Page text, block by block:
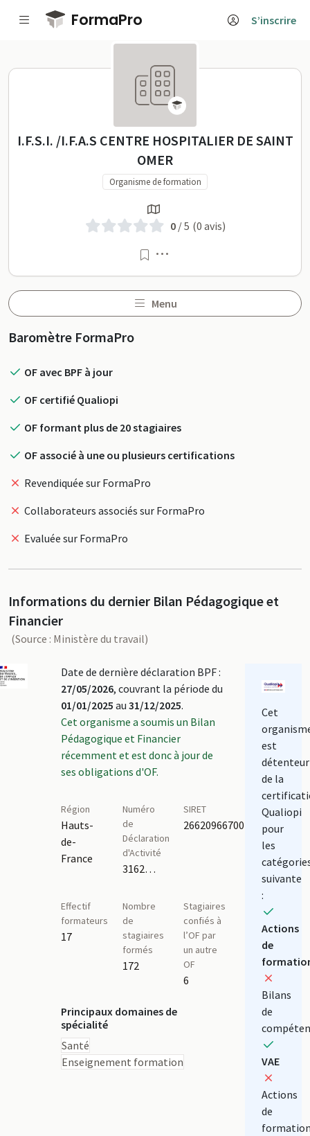
Passer au contenu principal
FormaPro S’inscrire
I.F.S.I. /I.F.A.S CENTRE
I.F.S.I. /I.F.A.S CENTRE HOSPITALIER DE SAINT
OMER
Organisme de formation
0/ 5 (0 avis)
Menu
Profil
Baromètre FormaPro
OF avec BPF à jour
OF certifié Qualiopi
OF formant plus de 20 stagiaires
OF associé à une ou plusieurs certifications
Revendiquée sur FormaPro
Collaborateurs associés sur FormaPro
Evaluée sur FormaPro
Informations du dernier Bilan Pédagogique et
Financier
(Source : Ministère du travail)
Date de dernière déclaration BPF :
27/05/2026, couvrant la période du
01/01/2025 au 31/12/2025.
Cet organisme a soumis un Bilan
Pédagogique et Financier
récemment et est donc à jour de
ses obligations d'OF.
Région
Hauts-
de-
France
Numéro
de
Déclaration
d'Activité
3162P002362
SIRET
26620966700150
Effectif
formateurs
17
Nombre
de
stagiaires
formés
172
Stagiaires
confiés à
l’OF par
un autre
OF
6
Principaux domaines de
spécialité
Santé
Enseignement formation
Cet
est
détenteur
de la
Qualiopi
pour
les
suivante
:
Actions
de
Bilans
de
VAE
Actions
de